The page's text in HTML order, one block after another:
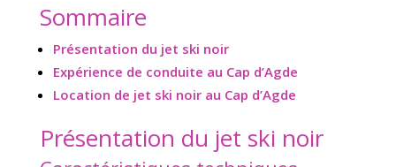
Sommaire
Présentation du jet ski noir
Expérience de conduite au Cap d’Agde
Location de jet ski noir au Cap d’Agde
Présentation du jet ski noir